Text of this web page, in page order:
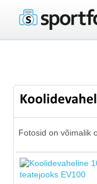
Fotosid on võimalik